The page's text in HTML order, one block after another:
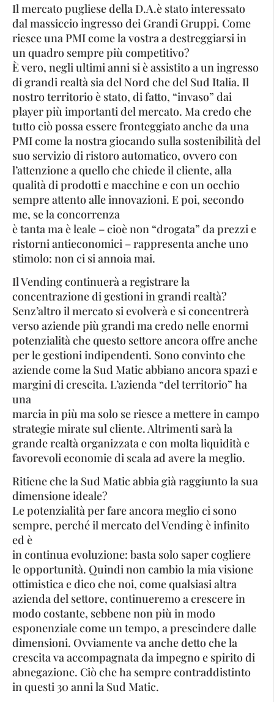
Il mercato pugliese della D.A.è stato interessato
dal massiccio ingresso dei Grandi Gruppi. Come
riesce una PMI come la vostra a destreggiarsi in
un quadro sempre più competitivo?
È vero, negli ultimi anni si è assistito a un ingresso
di grandi realtà sia del Nord che del Sud Italia. Il
nostro territorio è stato, di fatto, “invaso” dai
player più importanti del mercato. Ma credo che
tutto ciò possa essere fronteggiato anche da una
PMI come la nostra giocando sulla sostenibilità del
suo servizio di ristoro automatico, ovvero con
l’attenzione a quello che chiede il cliente, alla
qualità di prodotti e macchine e con un occhio
sempre attento alle innovazioni. E poi, secondo
me, se la concorrenza
è tanta ma è leale – cioè non “drogata” da prezzi e
ristorni antieconomici – rappresenta anche uno
stimolo: non ci si annoia mai.
Il Vending continuerà a registrare la
concentrazione di gestioni in grandi realtà?
Senz’altro il mercato si evolverà e si concentrerà
verso aziende più grandi ma credo nelle enormi
potenzialità che questo settore ancora offre anche
per le gestioni indipendenti. Sono convinto che
aziende come la Sud Matic abbiano ancora spazi e
margini di crescita. L’azienda “del territorio” ha
una
marcia in più ma solo se riesce a mettere in campo
strategie mirate sul cliente. Altrimenti sarà la
grande realtà organizzata e con molta liquidità e
favorevoli economie di scala ad avere la meglio.
Ritiene che la Sud Matic abbia già raggiunto la sua
dimensione ideale?
Le potenzialità per fare ancora meglio ci sono
sempre, perché il mercato del Vending è infinito
ed è
in continua evoluzione: basta solo saper cogliere
le opportunità. Quindi non cambio la mia visione
ottimistica e dico che noi, come qualsiasi altra
azienda del settore, continueremo a crescere in
modo costante, sebbene non più in modo
esponenziale come un tempo, a prescindere dalle
dimensioni. Ovviamente va anche detto che la
crescita va accompagnata da impegno e spirito di
abnegazione. Ciò che ha sempre contraddistinto
in questi 30 anni la Sud Matic.